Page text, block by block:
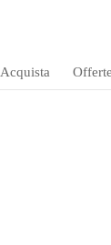
Acquista